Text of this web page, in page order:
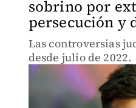
sobrino por
persecución y
Las controversias
desde julio de 2022.